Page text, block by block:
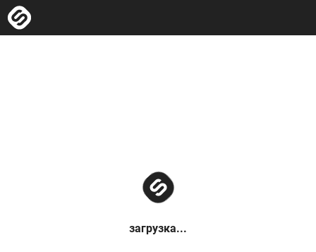
загрузка...